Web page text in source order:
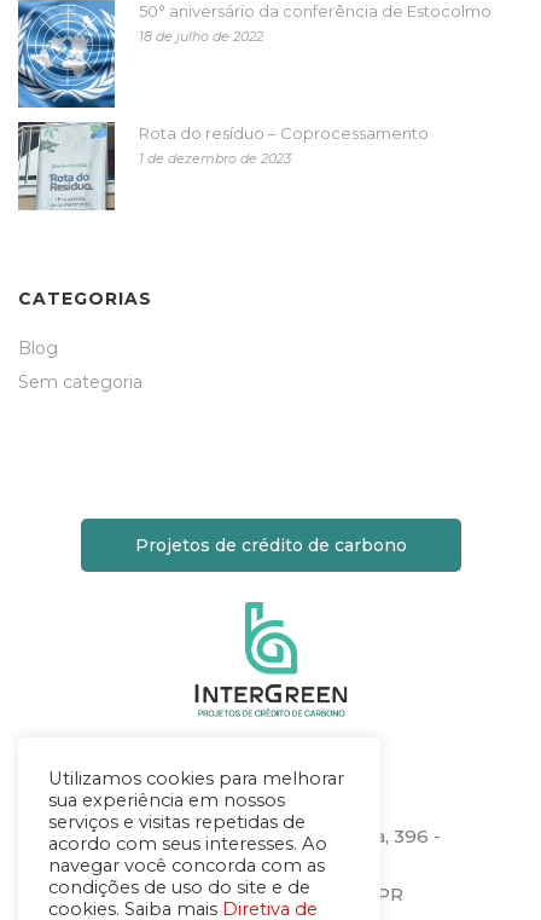
50° aniversário da conferência de Estocolmo
18 de julho de 2022
Rota do resíduo – Coprocessamento
1 de dezembro de 2023
CATEGORIAS
Blog
Sem categoria
Projetos de crédito de carbono
Localização
Rua Heitor Stockler de França, 396 -
sala 1506
Centro Cívico – Curitiba – PR
Utilizamos cookies para melhorar
sua experiência em nossos
serviços e visitas repetidas de
acordo com seus interesses. Ao
navegar você concorda com as
condições de uso do site e de
cookies. Saiba mais Diretiva de